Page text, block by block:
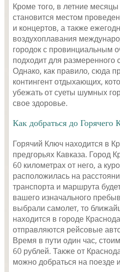
Кроме того, в летние
становится местом
и концертов, а также
воздухоплавания
городок с провинциальным
подходит для размеренного
Однако, как правило, сюда
контингент отдыхающих,
убежать от суеты шумных
свое здоровье.
Как добраться до Горячего
Горячий Ключ находится в
предгорьях Кавказа. Город
60 километрах от него, а
расположилась на
транспорта и маршрута
вашего изначального
выбрали самолет, то
находится в городе
отправляются рейсовые
Время в пути один час,
60 рублей. Также от
можно добраться на поезде